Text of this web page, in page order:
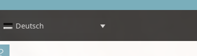
Deutsch